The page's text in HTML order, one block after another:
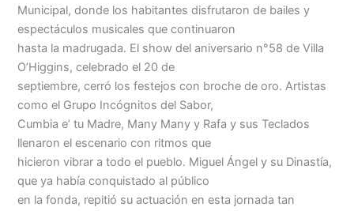
Municipal, donde los habitantes disfrutaron de bailes y
espectáculos musicales que continuaron
hasta la madrugada. El show del aniversario n°58 de Villa
O’Higgins, celebrado el 20 de
septiembre, cerró los festejos con broche de oro. Artistas
como el Grupo Incógnitos del Sabor,
Cumbia e’ tu Madre, Many Many y Rafa y sus Teclados
llenaron el escenario con ritmos que
hicieron vibrar a todo el pueblo. Miguel Ángel y su Dinastía,
que ya había conquistado al público
en la fonda, repitió su actuación en esta jornada tan